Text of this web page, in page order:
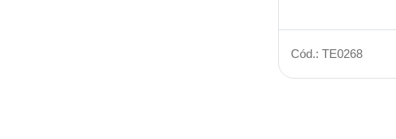
Cód.: TE0268